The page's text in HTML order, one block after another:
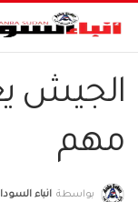
الجيش
مهم
بواسطة انباء